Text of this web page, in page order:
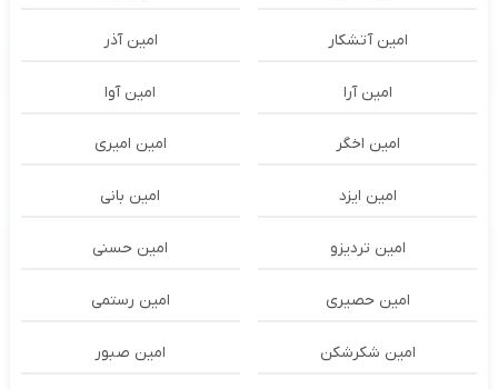
امین آتشکار امین آذر
امین آرا امین آوا
امین اخگر امین امیری
امین ایزد امین بانی
امین تردیزو امین حسنی
امین حصیری امین رستمی
امین شکرشکن امین صبور